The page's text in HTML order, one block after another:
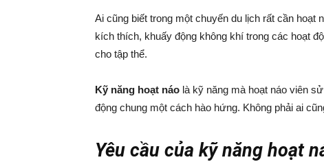
Ai cũng biết trong một chuyến du lịch rất cần
kích thích, khuấy động không khí trong các hoạt
cho tập thể.
Kỹ năng hoạt náo là kỹ năng mà hoạt náo viên
động chung một cách hào hứng. Không phải ai
Yêu cầu của kỹ năng hoạt